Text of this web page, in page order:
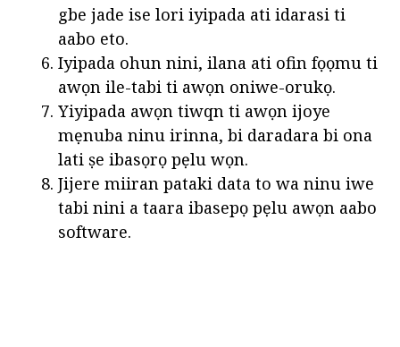
gbe jade ise lori iyipada ati idarasi ti
aabo eto.
Iyipada ohun nini, ilana ati ofin fọọmu ti
awọn ile-tabi ti awọn oniwe-orukọ.
Yiyipada awọn tiwqn ti awọn ijoye
mẹnuba ninu irinna, bi daradara bi ona
lati ṣe ibasọrọ pẹlu wọn.
Jijere miiran pataki data to wa ninu iwe
tabi nini a taara ibasepọ pẹlu awọn aabo
software.